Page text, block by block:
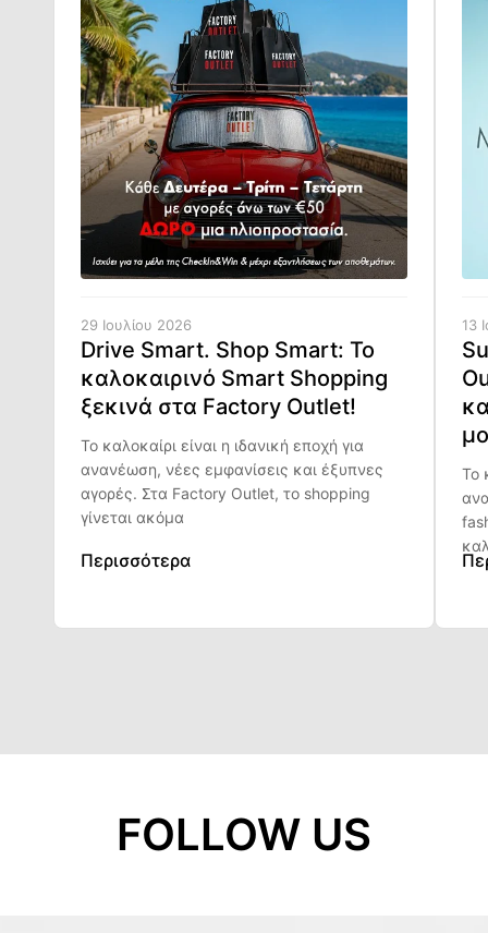
29 Ιουλίου 2026
Drive Smart. Shop Smart: Το
καλοκαιρινό Smart Shopping
ξεκινά στα Factory Outlet!
Το καλοκαίρι είναι η ιδανική εποχή για
ανανέωση, νέες εμφανίσεις και έξυπνες
αγορές. Στα Factory Outlet, το shopping
γίνεται ακόμα
Περισσότερα
13
Το
FOLLOW US